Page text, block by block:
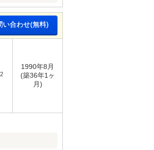
い合わせ(無料)
2
1990年8月
(築36年1ヶ
月)